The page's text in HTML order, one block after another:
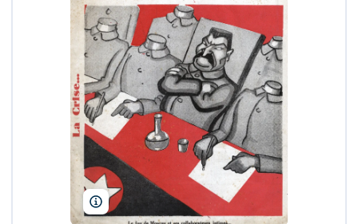
Coll. Gregoire/Rue des Archives